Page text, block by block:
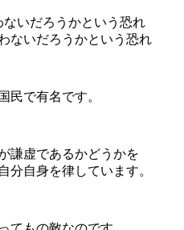
ないだろうかという恐れ
ないだろうかという恐れ
民で有名です。
謙虚であるかどうかを
分自身を律しています。